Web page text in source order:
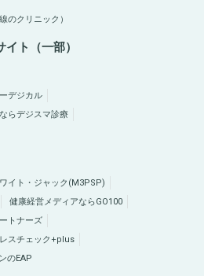
のクリニック）
ト（一部）
デジカル
らデジスマ診療
イト・ジャック(M3PSP)
健康経営メディアならGO100
トナーズ
スチェック+plus
のEAP